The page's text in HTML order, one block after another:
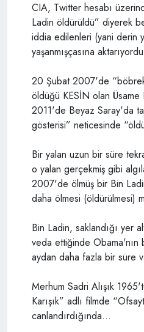
CIA, Twitter hesabı
Ladin öldürüldü” diyerek
iddia edilenleri (yani derin
yaşanmışçasına
20 Şubat 2007'de
öldüğü KESİN olan Üsame
2011'de Beyaz Saray'da
gösterisi” neticesinde
Bir yalan uzun bir süre
o yalan gerçekmiş gibi
2007'de ölmüş bir Bin
daha ölmesi (öldürülmesi)
Bin Ladin, saklandığı yer
veda ettiğinde Obama'nın
aydan daha fazla bir süre
Merhum Sadri Alışık
Karışık” adlı filmde
canlandırdığında…